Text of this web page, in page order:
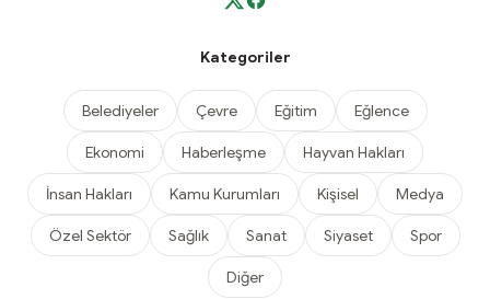
Kategoriler
Belediyeler Çevre Eğitim Eğlence
Ekonomi Haberleşme Hayvan Hakları
İnsan Hakları Kamu Kurumları Kişisel Medya
Özel Sektör Sağlık Sanat Siyaset Spor
Diğer